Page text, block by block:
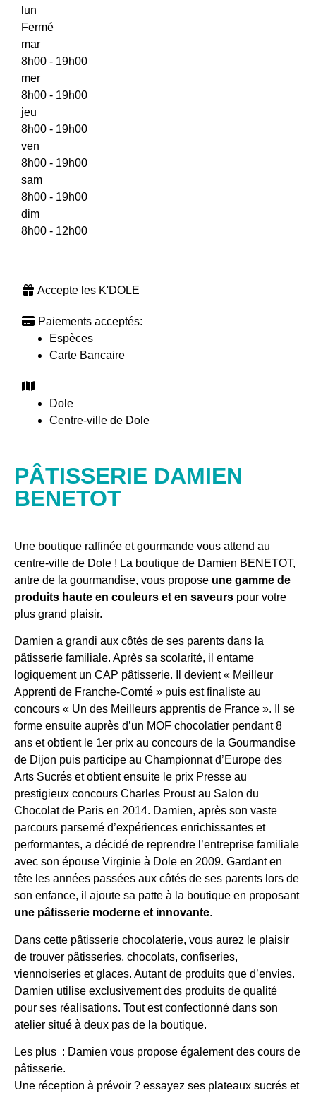
lun
Fermé
mar
8h00 - 19h00
mer
8h00 - 19h00
jeu
8h00 - 19h00
ven
8h00 - 19h00
sam
8h00 - 19h00
dim
8h00 - 12h00
Accepte les K'DOLE
Paiements acceptés:
Espèces
Carte Bancaire
Dole
Centre-ville de Dole
PÂTISSERIE DAMIEN
BENETOT
Une boutique raffinée et gourmande vous attend au
centre-ville de Dole ! La boutique de Damien BENETOT,
antre de la gourmandise, vous propose une gamme de
produits haute en couleurs et en saveurs pour votre
plus grand plaisir.
Damien a grandi aux côtés de ses parents dans la
pâtisserie familiale. Après sa scolarité, il entame
logiquement un CAP pâtisserie. Il devient « Meilleur
Apprenti de Franche-Comté » puis est finaliste au
concours « Un des Meilleurs apprentis de France ».
Il se
forme ensuite auprès d’un MOF chocolatier pendant 8
ans et obtient le 1er prix au concours de la Gourmandise
de Dijon puis participe au Championnat d’Europe des
Arts Sucrés et obtient ensuite le prix Presse au
prestigieux concours Charles Proust au Salon du
Chocolat de Paris en 2014. Damien, après son vaste
parcours parsemé d’expériences enrichissantes et
performantes, a décidé de reprendre l’entreprise familiale
avec son épouse Virginie à Dole en 2009. Gardant en
tête les années passées aux côtés de ses parents lors de
son enfance, il ajoute sa patte à la boutique en proposant
une pâtisserie moderne et innovante.
Dans cette pâtisserie chocolaterie, vous aurez le plaisir
de trouver pâtisseries, chocolats, confiseries,
viennoiseries et glaces. Autant de produits que d’envies.
Damien utilise exclusivement des produits de qualité
pour ses réalisations. Tout est confectionné dans son
atelier situé à deux pas de la boutique.
Les plus : Damien vous propose également des cours de
pâtisserie.
Une réception à prévoir ? essayez ses plateaux sucrés et